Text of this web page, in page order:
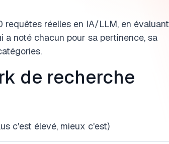
réelles en IA/LLM, en évaluant
noté chacun pour sa pertinence, sa
de recherche
c'est élevé, mieux c'est)